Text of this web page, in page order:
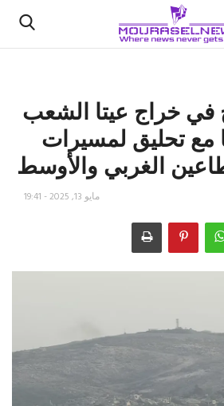
خراج عيتا الشعب
مع تحليق لمسيرات
الغربي والأوسط
مايو 13, 2025 - 19:41